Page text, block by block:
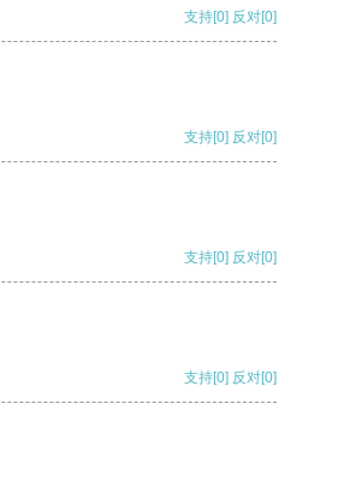
支持[0] 反对[0]
支持[0] 反对[0]
支持[0] 反对[0]
支持[0] 反对[0]